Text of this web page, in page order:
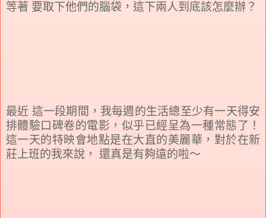
等著 要取下他們的腦袋，這下兩人到底該怎麼辦？
最近 這一段期間，我每週的生活總至少有一天得安
排體驗口碑卷的電影，似乎已經呈為一種常態了！
這一天的特映會地點是在大直的美麗華，對於在新
莊上班的我來說， 還真是有夠遠的啦～